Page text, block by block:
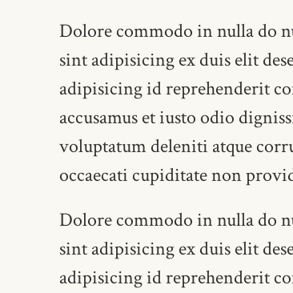
Dolore commodo in nulla do
sint adipisicing ex duis elit
adipisicing id reprehenderit
accusamus et iusto odio
voluptatum deleniti atque
occaecati cupiditate non
Dolore commodo in nulla do
sint adipisicing ex duis elit
adipisicing id reprehenderit